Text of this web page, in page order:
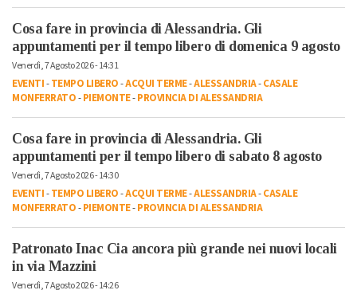
Cosa fare in provincia di Alessandria. Gli
appuntamenti per il tempo libero di domenica 9 agosto
Venerdì, 7 Agosto 2026 - 14:31
EVENTI-TEMPO LIBERO-ACQUI TERME-ALESSANDRIA-CASALE
MONFERRATO-PIEMONTE-PROVINCIA DI ALESSANDRIA
Cosa fare in provincia di Alessandria. Gli
appuntamenti per il tempo libero di sabato 8 agosto
Venerdì, 7 Agosto 2026 - 14:30
EVENTI-TEMPO LIBERO-ACQUI TERME-ALESSANDRIA-CASALE
MONFERRATO-PIEMONTE-PROVINCIA DI ALESSANDRIA
Patronato Inac Cia ancora più grande nei nuovi locali
in via Mazzini
Venerdì, 7 Agosto 2026 - 14:26